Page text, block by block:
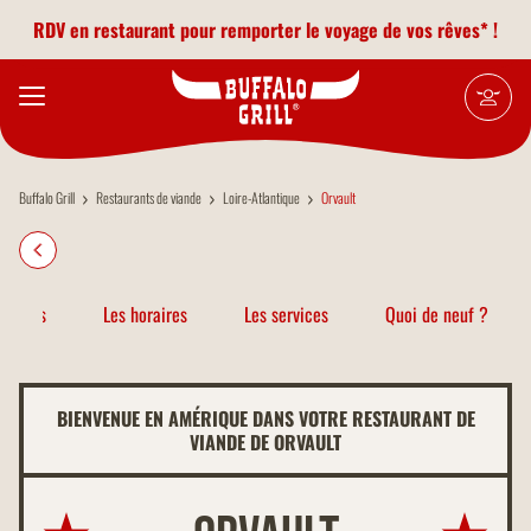
RDV en restaurant pour remporter le voyage de vos rêves* !
Buffalo Grill Restaurants de viande Loire-Atlantique Orvault
Les horaires Les services Quoi de neuf ?
BIENVENUE EN AMÉRIQUE DANS VOTRE RESTAURANT DE
VIANDE DE ORVAULT